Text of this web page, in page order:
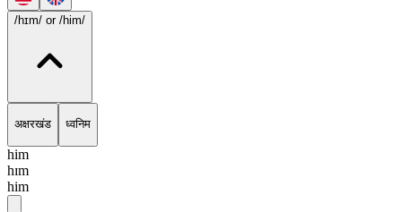
/hɪm/ or /him/
अक्षरखंड ध्वनिम
him
hɪm
him